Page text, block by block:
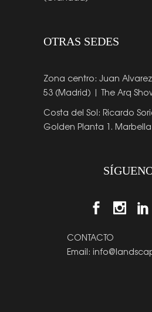
OTRAS SEDES
Zona centro: Juan
53 (Madrid) | The Arq
Costa del Sol: Ricardo
Golden Planta 1. Marbella
CONTACTO
Email: